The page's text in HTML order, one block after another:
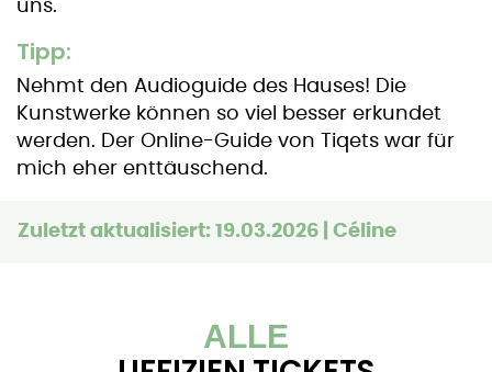
uns.
Tipp:
Nehmt den Audioguide des Hauses! Die
Kunstwerke können so viel besser erkundet
werden. Der Online-Guide von Tiqets war für
mich eher enttäuschend.
Zuletzt aktualisiert: 19.03.2026 | Céline
ALLE